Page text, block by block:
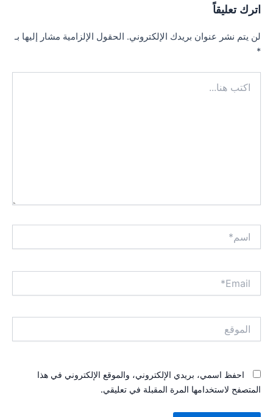
اترك تعليقاً
لن يتم نشر عنوان بريدك الإلكتروني. الحقول الإلزامية مشار إليها بـ
*
هنا...
احفظ اسمي، بريدي الإلكتروني، والموقع الإلكتروني في هذا
المتصفح لاستخدامها المرة المقبلة في تعليقي.